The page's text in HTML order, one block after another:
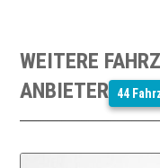
WEITERE
ANBIETER 44